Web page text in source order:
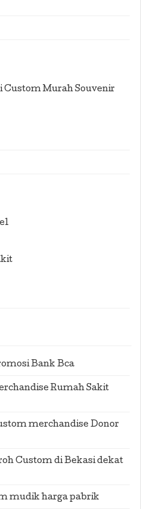
Murah Souvenir
Bank Bca
Rumah Sakit
merchandise Donor
Custom di Bekasi dekat
mudik harga pabrik